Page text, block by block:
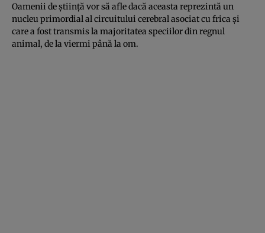
Oamenii de ştiinţă vor să afle dacă aceasta reprezintă un
nucleu primordial al circuitului cerebral asociat cu frica şi
care a fost transmis la majoritatea speciilor din regnul
animal, de la viermi până la om.